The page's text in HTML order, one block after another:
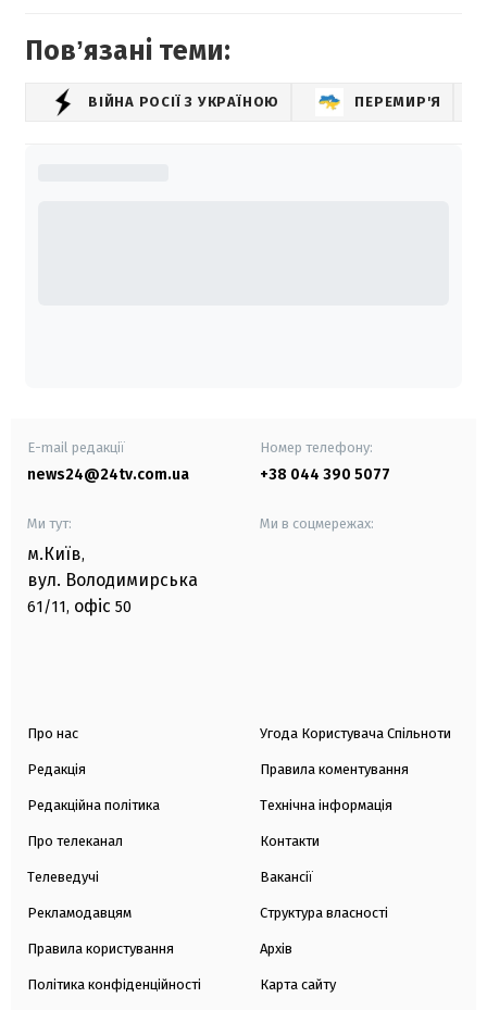
Повʼязані теми:
ВІЙНА РОСІЇ З УКРАЇНОЮ ПЕРЕМИР'Я
E-mail редакції
news24@24tv.com.ua
Номер телефону:
+38 044 390 5077
Ми тут:
м.Київ,
вул. Володимирська
61/11, офіс 50
Ми в соцмережах:
Про нас
Редакція
Редакційна політика
Про телеканал
Телеведучі
Рекламодавцям
Правила користування
Політика конфіденційності
Угода Користувача Спільноти
Правила коментування
Технічна інформація
Контакти
Вакансії
Структура власності
Архів
Карта сайту